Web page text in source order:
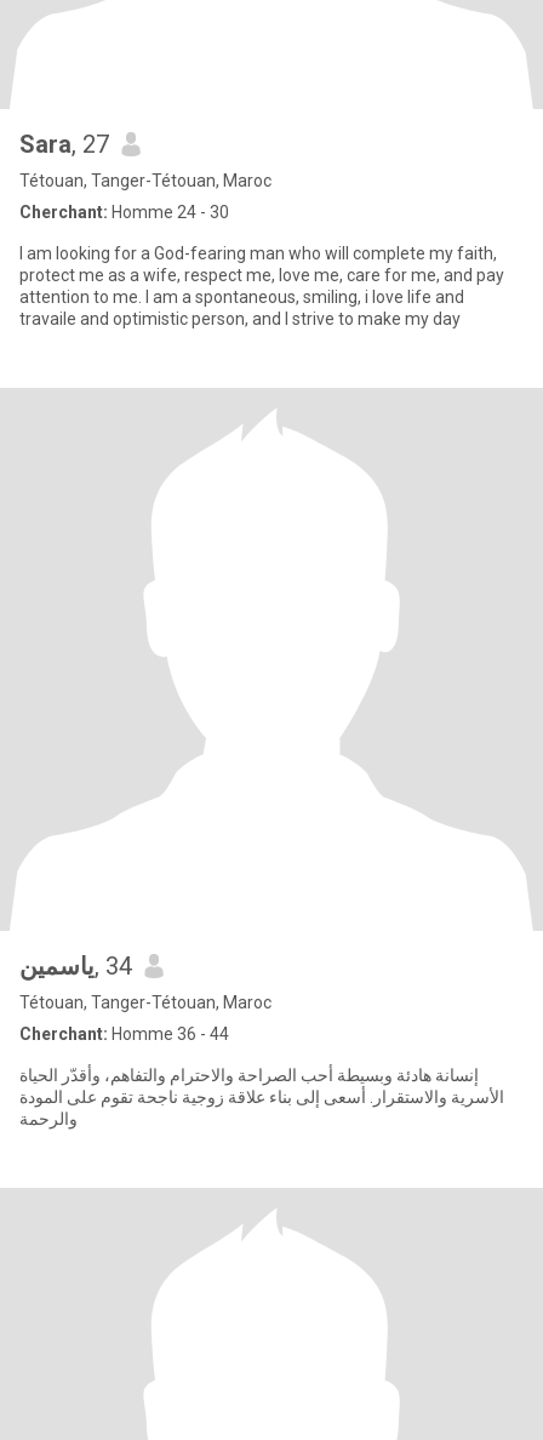
Sara, 27
Tétouan, Tanger-Tétouan, Maroc
Cherchant: Homme 24 - 30
I am looking for a God-fearing man who will complete my faith,
protect me as a wife, respect me, love me, care for me, and pay
attention to me. I am a spontaneous, smiling, i love life and
travaile and optimistic person, and I strive to make my day
ياسمين, 34
Tétouan, Tanger-Tétouan, Maroc
Cherchant: Homme 36 - 44
إنسانة هادئة وبسيطة أحب الصراحة والاحترام والتفاهم، وأقدّر الحياة
الأسرية والاستقرار. أسعى إلى بناء علاقة زوجية ناجحة تقوم على المودة
والرحمة